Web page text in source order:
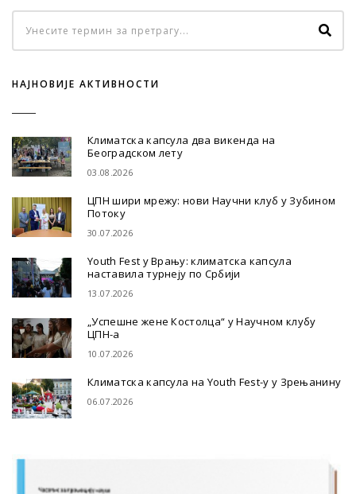
НАЈНОВИЈЕ АКТИВНОСТИ
Климатска капсула два викенда на
Београдском лету
03.08.2026
ЦПН шири мрежу: нови Научни клуб у Зубином
Потоку
30.07.2026
Youth Fest у Врању: климатска капсула
наставила турнеју по Србији
13.07.2026
„Успешне жене Костолца“ у Научном клубу
ЦПН-а
10.07.2026
Климатска капсула на Youth Fest-у у Зрењанину
06.07.2026